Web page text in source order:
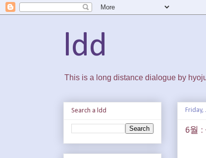
ldd
This is a long distance dialogue by
Friday,
6월 :
Search a ldd